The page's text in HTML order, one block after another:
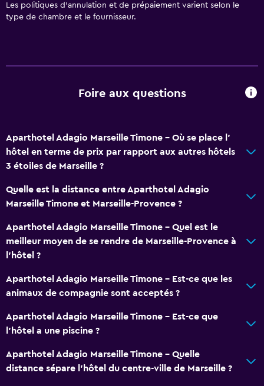
Les politiques d’annulation et de prépaiement varient selon le
type de chambre et le fournisseur.
Foire aux questions
Aparthotel Adagio Marseille Timone - Où se place l’
hôtel en terme de prix par rapport aux autres hôtels
3 étoiles de Marseille ?
Quelle est la distance entre Aparthotel Adagio
Marseille Timone et Marseille-Provence ?
Aparthotel Adagio Marseille Timone - Quel est le
meilleur moyen de se rendre de Marseille-Provence à
l’hôtel ?
Aparthotel Adagio Marseille Timone - Est-ce que les
animaux de compagnie sont acceptés ?
Aparthotel Adagio Marseille Timone - Est-ce que
l’hôtel a une piscine ?
Aparthotel Adagio Marseille Timone - Quelle
distance sépare l’hôtel du centre-ville de Marseille ?